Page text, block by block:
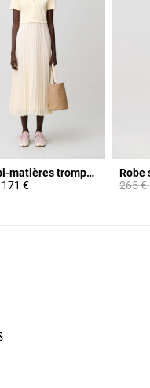
Robe bi-matières trompe-l'œil
à partir de
171 €
Robe
Prix
265 €